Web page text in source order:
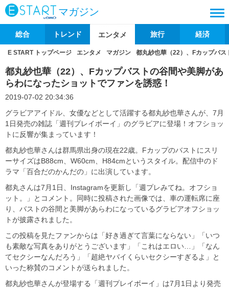
マガジン
総合 トレンド エンタメ 旅行 経済
E START トップページ エンタメ マガジン 都丸紗也華（22）、Fカップバ
都丸紗也華（22）、Fカップバストの谷間や美脚があ
らわになったショットでファンを誘惑！
2019-07-02 20:34:36
グラビアアイドル、女優などとして活躍する都丸紗也華さんが、7月
1日発売の雑誌「週刊プレイボーイ」のグラビアに登場！オフショッ
トに反響が集まっています！
都丸紗也華さんは群馬県出身の現在22歳。Fカップのバストにスリ
ーサイズはB88cm、W60cm、H84cmというスタイル。配信中のド
ラマ「百合だのかんだの」に出演しています。
都丸さんは7月1日、Instagramを更新し「週プレみてね。オフショ
ット。」とコメント。同時に投稿された画像では、車の運転席に座
り、バストの谷間と美脚があらわになっているグラビアオフショッ
トが披露されました。
この投稿を見たファンからは「好き過ぎて言葉にならない」「いつ
も素敵な写真をありがとうございます」「これはエロい…」「なん
てセクシーなんだろう」「超絶ヤバイくらいセクシーすぎるよ」と
いった称賛のコメントが送られました。
都丸紗也華さんが登場する「週刊プレイボーイ」は7月1日より発売